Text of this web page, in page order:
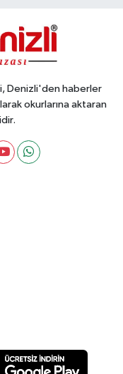
Denizli'den haberler
okurlarına aktaran